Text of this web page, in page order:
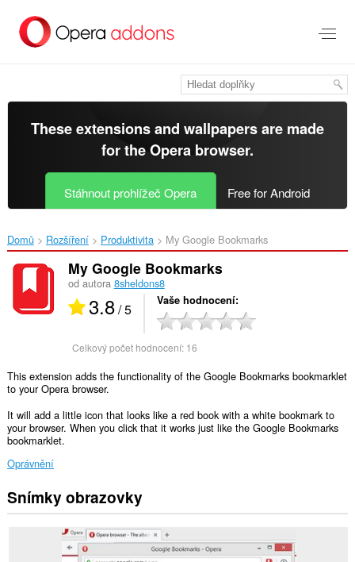
přímo
These extensions and wallpapers are made
for theOpera browser.
Stáhnout prohlížeč Opera Free for Android
Domů Rozšíření Produktivita My Google Bookmarks‎
My Google Bookmarks
od autora 8sheldons8
3.8/ 5 Vaše hodnocení
Celkový počet hodnocení: 16
This extension adds the functionality of the Google Bookmarks bookmarklet
to your Opera browser.
It will add a little icon that looks like a red book with a white bookmark to
your browser. When you click that it works just like the Google Bookmarks
bookmarklet.
Oprávnění
Toto
rozšíření
Snímky obrazovky